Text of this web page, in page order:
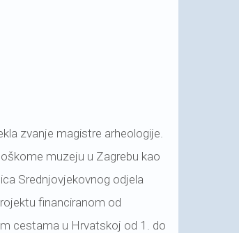
zvanje magistre arheologije.
muzeju u Zagrebu kao
Srednjovjekovnog odjela
financiranom od
cestama u Hrvatskoj od 1. do